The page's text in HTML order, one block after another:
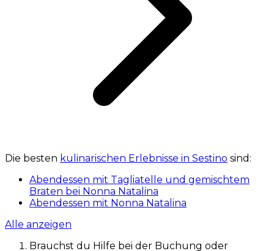
Die besten kulinarischen Erlebnisse in Sestino sind:
Abendessen mit Tagliatelle und gemischtem
Braten bei Nonna Natalina
Abendessen mit Nonna Natalina
Alle anzeigen
Brauchst du Hilfe bei der Buchung oder